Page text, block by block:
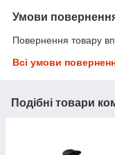
Умови
Повернення товару
Всі умови
Подібні товари